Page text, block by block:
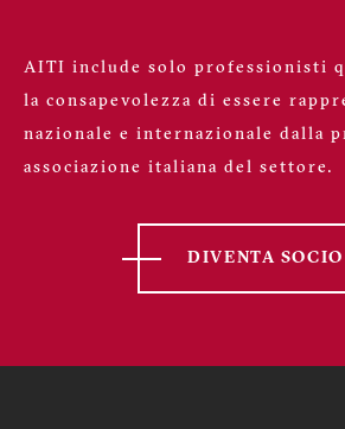
AITI include solo professionisti
la consapevolezza di essere
nazionale e internazionale dalla
associazione italiana del settore.
DIVENTA SOCIO